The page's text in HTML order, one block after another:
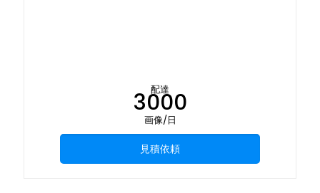
配達
3000
画像/日
見積依頼